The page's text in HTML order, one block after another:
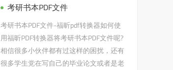
考研书本PDF文件
考研书本PDF文件-福昕pdf转换器如何使
用福昕PDF转换器将考研书本PDF文件呢?
相信很多小伙伴都有过这样的困扰，还有
很多学生党在写自己的毕业论文或者是老